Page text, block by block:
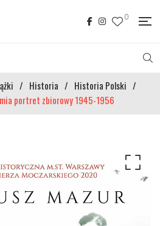
0
/ Historia / Historia Polski /
portret zbiorowy 1945-1956